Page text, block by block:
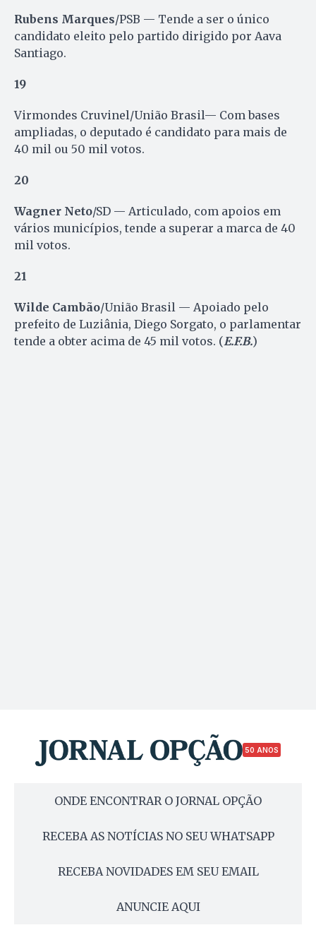
Rubens Marques/PSB — Tende a ser o único
candidato eleito pelo partido dirigido por Aava
Santiago.
19
Virmondes Cruvinel/União Brasil— Com bases
ampliadas, o deputado é candidato para mais de
40 mil ou 50 mil votos.
20
Wagner Neto/SD — Articulado, com apoios em
vários municípios, tende a superar a marca de 40
mil votos.
21
Wilde Cambão/União Brasil — Apoiado pelo
prefeito de Luziânia, Diego Sorgato, o parlamentar
tende a obter acima de 45 mil votos. (E.F.B.)
50 ANOS
ONDE ENCONTRAR O JORNAL OPÇÃO
RECEBA AS NOTÍCIAS NO SEU WHATSAPP
RECEBA NOVIDADES EM SEU EMAIL
ANUNCIE AQUI